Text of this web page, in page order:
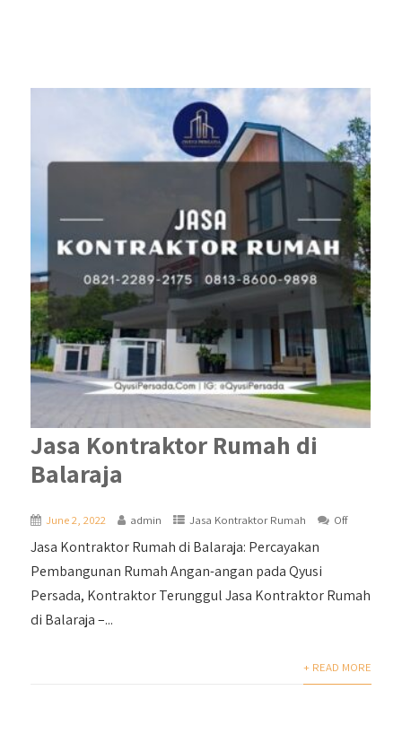
Jasa Kontraktor Rumah di
Balaraja
June 2, 2022 admin Jasa Kontraktor Rumah Off
Jasa Kontraktor Rumah di Balaraja: Percayakan
Pembangunan Rumah Angan-angan pada Qyusi
Persada, Kontraktor Terunggul Jasa Kontraktor Rumah
di Balaraja –...
+ READ MORE